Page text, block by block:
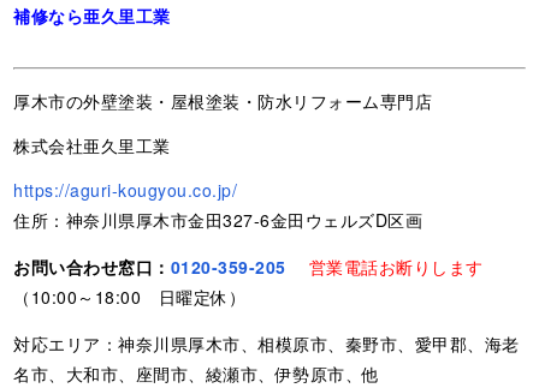
補修なら亜久里工業
厚木市の外壁塗装・屋根塗装・防水リフォーム専門店
株式会社亜久里工業
https://aguri-kougyou.co.jp/
住所：神奈川県厚木市金田327-6金田ウェルズD区画
お問い合わせ窓口： 0120-359-205
営業電話お断りします
（10:00～18:00 日曜定休）
対応エリア：神奈川県厚木市、相模原市、秦野市、愛甲郡、海老
名市、大和市、座間市、綾瀬市、伊勢原市、他